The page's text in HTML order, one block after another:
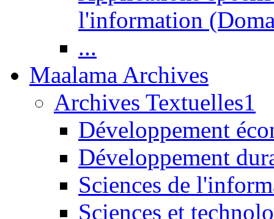
l'information
...
Maalama Archives
Archives Textuelles1
Développement
Développement
Sciences de
Sciences et